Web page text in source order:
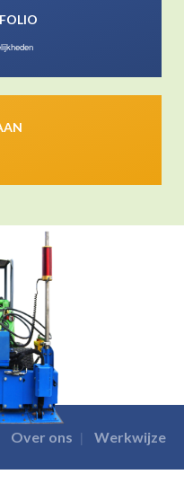
Over ons Werkwijze